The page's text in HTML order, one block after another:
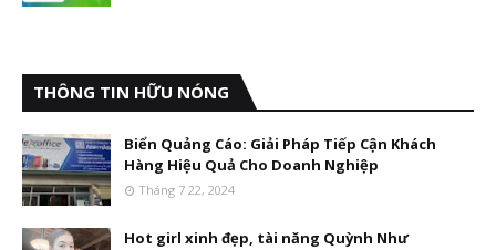
THÔNG TIN HỮU NÓNG
Biển Quảng Cáo: Giải Pháp Tiếp Cận Khách
Hàng Hiệu Quả Cho Doanh Nghiệp
Tháng 7 22, 2024
Hot girl xinh đẹp, tài năng Quỳnh Như